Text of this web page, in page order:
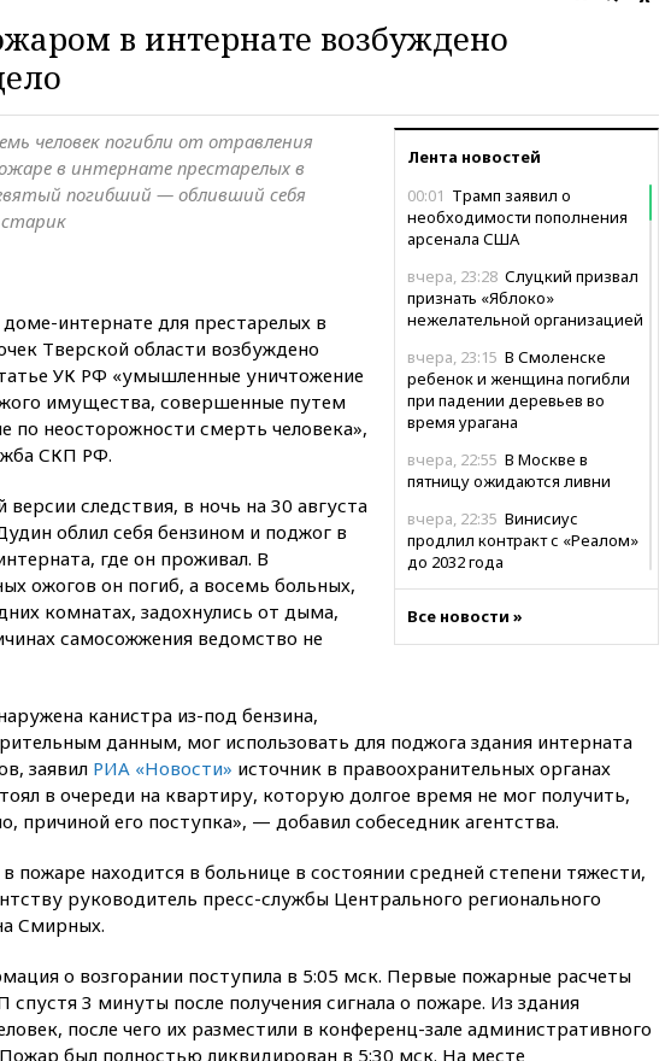
в интернате возбуждено
Лента новостей
00:01 Трамп заявил о
необходимости пополнения
арсенала США
вчера, 23:28 Слуцкий призвал
признать «Яблоко»
нежелательной организацией
вчера, 23:15 В Смоленске
ребенок и женщина погибли
при падении деревьев во
время урагана
вчера, 22:55 В Москве в
пятницу ожидаются ливни
вчера, 22:35 Винисиус
продлил контракт с «Реалом»
до 2032 года
российского гражданства
станет значительно дороже
легендарной
вчера, 22:15 Путин заслушал
доклад о ситуации на
добропольском направлении
вчера, 21:58
признала нежелательным в
РФ американский Human
отменяет часть рейсов в Сочи
и Геленджик
вчера, 21:25
Руслан Терновой
Все новости »
человек погибли от отравления
в интернате престарелых в
погибший — обливший себя
интернате для престарелых в
Тверской области возбуждено
УК РФ «умышленные уничтожение
имущества, совершенные путем
по неосторожности смерть человека»,
СКП РФ.
следствия, в ночь на 30 августа
облил себя бензином и поджог в
где он проживал. В
ожогов он погиб, а восемь больных,
комнатах, задохнулись от дыма,
самосожжения ведомство не
канистра из-под бензина,
данным, мог использовать для поджога здания интерната
заявил РИА «Новости» источник в правоохранительных органах
в очереди на квартиру, которую долгое время не мог получить,
причиной его поступка», — добавил собеседник агентства.
пожаре находится в больнице в состоянии средней степени тяжести,
руководитель пресс-службы Центрального регионального
Смирных.
о возгорании поступила в 5:05 мск. Первые пожарные расчеты
3 минуты после получения сигнала о пожаре. Из здания
после чего их разместили в конференц-зале административного
был полностью ликвидирован в 5:30 мск. На месте